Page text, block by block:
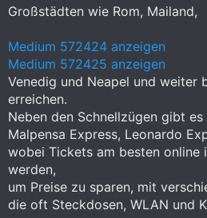
Großstädten wie Rom, Mailand,
Medium 572424 anzeigen
Medium 572425 anzeigen
Venedig und Neapel und weiter
erreichen.
Neben den Schnellzügen gibt es
Malpensa Express, Leonardo
wobei Tickets am besten online
werden,
um Preise zu sparen, mit
die oft Steckdosen, WLAN und